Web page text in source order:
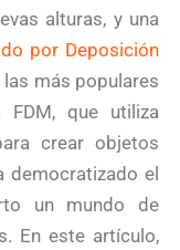
alturas, y una
por Deposición
más populares
FDM, que utiliza
crear objetos
democratizado el
un mundo de
En este artículo,